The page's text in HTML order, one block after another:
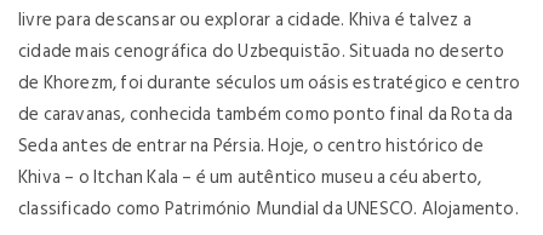
livre para descansar ou explorar a cidade. Khiva é talvez a
cidade mais cenográfica do Uzbequistão. Situada no deserto
de Khorezm, foi durante séculos um oásis estratégico e centro
de caravanas, conhecida também como ponto final da Rota da
Seda antes de entrar na Pérsia. Hoje, o centro histórico de
Khiva – o Itchan Kala – é um autêntico museu a céu aberto,
classificado como Património Mundial da UNESCO. Alojamento.